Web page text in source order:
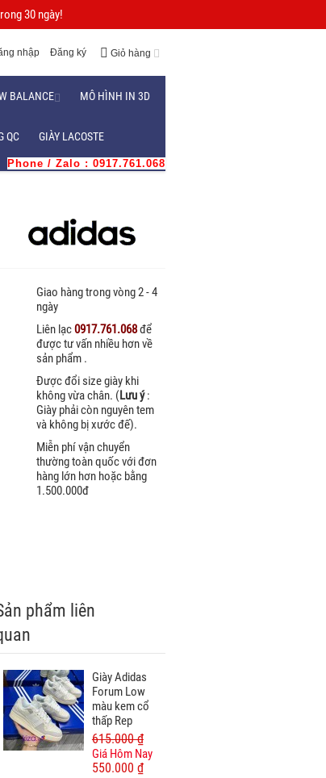
30 ngày!
Giỏ hàng
nhập Đăng ký
BALANCE MÔ HÌNH IN 3D
QC GIÀY LACOSTE
Phone / Zalo : 0917.761.068
Giao hàng trong vòng 2 - 4
ngày
Liên lạc0917.761.068để
được tư vấn nhiều hơn về
sản phẩm .
Được đổi size giày khi
không vừa chân. (Lưu ý:
Giày phải còn nguyên tem
và không bị xước đế).
Miễn phí vận chuyển
thường toàn quốc với đơn
hàng lớn hơn hoặc bằng
1.500.000đ
phẩm liên
Giày Adidas
Forum Low
màu kem cổ
thấp Rep
615.000 ₫
Giá Hôm Nay
550.000 ₫